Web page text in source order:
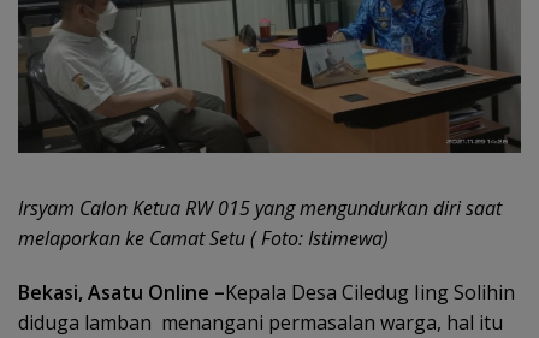
Irsyam Calon Ketua RW 015 yang mengundurkan diri saat
melaporkan ke Camat Setu ( Foto: Istimewa)
Bekasi, Asatu Online –Kepala Desa Ciledug Iing Solihin
diduga lamban menangani permasalan warga, hal itu